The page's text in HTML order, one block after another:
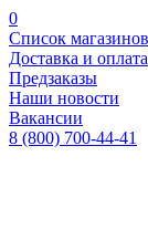
0
Список магазинов
Доставка и оплата
Предзаказы
Наши новости
Вакансии
8 (800) 700-44-41